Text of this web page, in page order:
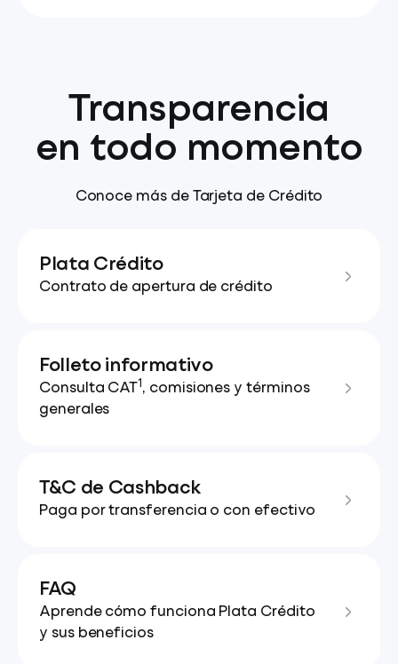
Transparencia
en todo momento
Conoce más de Tarjeta de Crédito
Plata Crédito
Contrato de apertura de crédito
Folleto informativo
Consulta CAT 1 , comisiones y términos
generales
T&C de Cashback
Paga por transferencia o con efectivo
FAQ
Aprende cómo funciona Plata Crédito
y sus beneficios